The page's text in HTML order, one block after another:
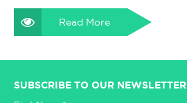
Read More
SUBSCRIBE TO OUR NEWSLETTER